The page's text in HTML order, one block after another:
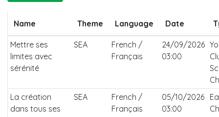
Name Theme Language Date
Mettre ses
limites avec
sérénité
SEA
French /
Français
24/09/2026
03:00
La création
dans tous ses
SEA
French /
Français
05/10/2026
03:00